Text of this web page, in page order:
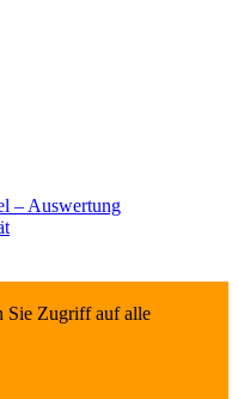
– Auswertung
Sie Zugriff auf alle